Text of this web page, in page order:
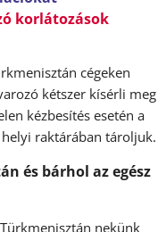
korlátozások
cégeken
kétszer kísérli meg
kézbesítés esetén a
raktárában tároljuk.
és bárhol az egész
nekünk